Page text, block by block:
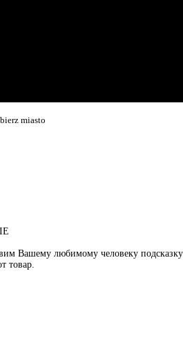
Вашему любимому человеку подсказку
товар.